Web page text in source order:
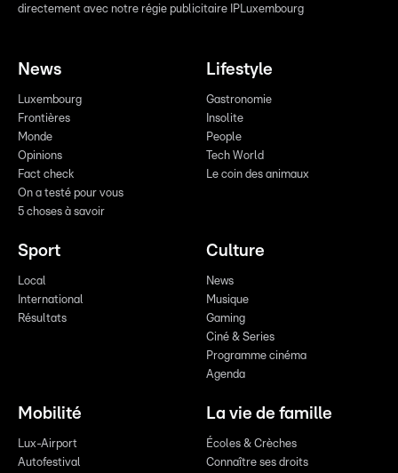
directement avec notre régie publicitaire IPLuxembourg
News
Luxembourg
Frontières
Monde
Opinions
Fact check
On a testé pour vous
5 choses à savoir
Lifestyle
Gastronomie
Insolite
People
Tech World
Le coin des animaux
Sport
Local
International
Résultats
Culture
News
Musique
Gaming
Ciné & Series
Programme cinéma
Agenda
Mobilité
Lux-Airport
Autofestival
La vie de famille
Écoles & Crèches
Connaître ses droits